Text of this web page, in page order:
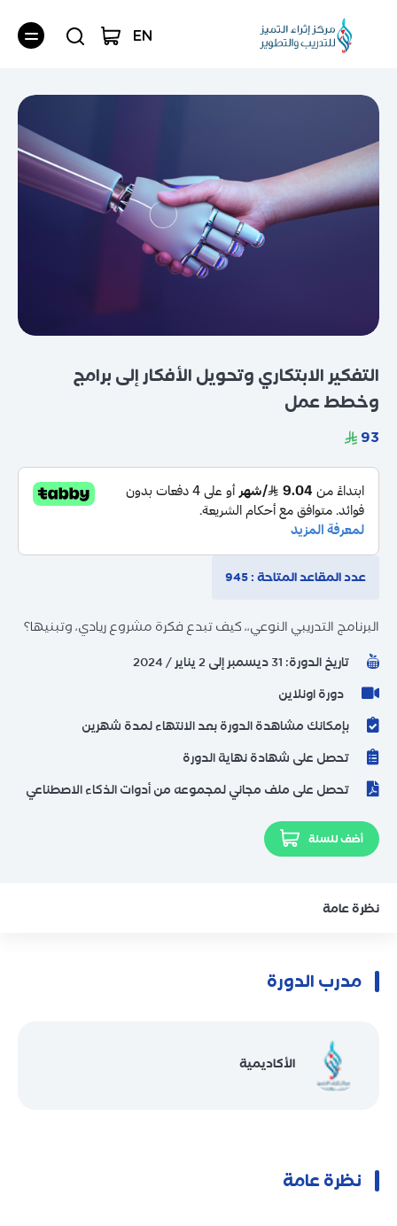
EN
التفكير الابتكاري وتحويل الأفكار إلى برامج
وخطط عمل
عدد المقاعد المتاحة : 945
البرنامج التدريبي النوعي،، كيف تبدع فكرة مشروع ريادي، وتبنيها؟
تاريخ الدورة: 31 ديسمبر إلى 2 يناير / 2024
دورة اونلاين
بإمكانك مشاهدة الدورة بعد الانتهاء لمدة شهرين
تحصل على شهادة نهاية الدورة
تحصل على ملف مجاني لمجموعه من أدوات الذكاء الاصطناعي
أضف للسلة
نظرة عامة
مدرب الدورة
الأكاديمية
نظرة عامة